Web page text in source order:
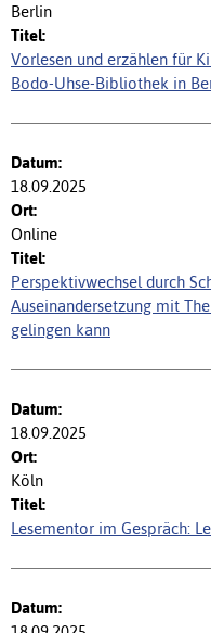
Berlin
Vorlesen und erzählen für
Bodo-Uhse-Bibliothek in
18.09.2025
Online
Perspektivwechsel durch
Auseinandersetzung mit
gelingen kann
18.09.2025
Köln
Lesementor im Gespräch: